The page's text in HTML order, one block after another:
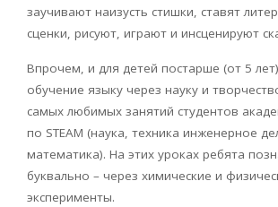
заучивают наизусть стишки, ставят
сценки, рисуют, играют и инсценируют
Впрочем, и для детей постарше (от 5
обучение языку через науку и
самых любимых занятий студентов
по STEAM (наука, техника инженерное
математика). На этих уроках ребята
буквально – через химические и
эксперименты.